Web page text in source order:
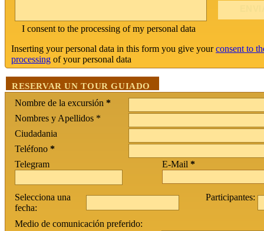
I consent to the processing of my personal data
Inserting your personal data in this form you give yourconsent to
processing of your personal data
RESERVAR UN TOUR GUIADO
Nombre de la excursión *
Nombres y Apellidos *
Ciudadania
Teléfono *
Telegram
E-Mail *
Selecciona una
fecha:
Participantes:
Medio de comunicación preferido: